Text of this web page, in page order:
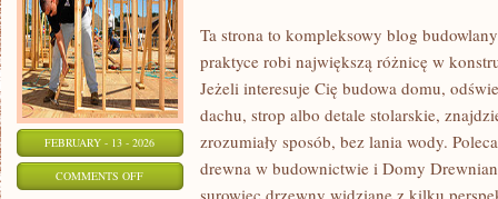
FEBRUARY - 13 - 2026
COMMENTS OFFON
Ta strona to kompleksowy blog
praktyce robi największą różnicę w
Jeżeli interesuje Cię budowa domu,
dachu, strop albo detale stolarskie,
zrozumiały sposób, bez lania wody.
drewna w budownictwie i Domy
surowiec drzewny widziane z kilku